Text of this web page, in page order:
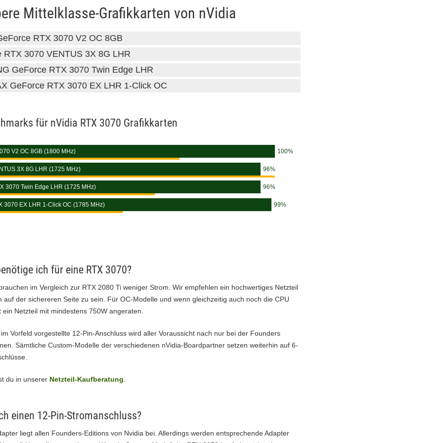
Mittelklasse-Grafikkarten von nVidia
RTX 3070 V2 OC 8GB
RTX 3070 VENTUS 3X 8G LHR
GeForce RTX 3070 Twin Edge LHR
GeForce RTX 3070 EX LHR 1-Click OC
für nVidia RTX 3070 Grafikkarten
V2 OC 8GB (1800 MHz)
V2 OC 8GB (1800 MHz)
100%
ab 657 €
3X 8G LHR (1725 MHz)
3X 8G LHR (1725 MHz)
96%
3070 Twin Edge LHR (1725 MHz)
3070 Twin Edge LHR (1725 MHz)
96%
ab 591 €
3070 EX LHR 1-Click OC (1785 MHz)
3070 EX LHR 1-Click OC (1785 MHz)
99%
ich für eine RTX 3070?
im Vergleich zur RTX 2080 Ti weniger Strom. Wir empfehlen ein hochwertiges Netzteil
auf der sichereren Seite zu sein. Für OC-Modelle und wenn gleichzeitig auch noch die CPU
Netzteil mit mindestens 750W angeraten.
Vorfeld vorgestellte 12-Pin-Anschluss wird aller Voraussicht nach nur bei der Founders
Sämtliche Custom-Modelle der verschiedenen nVidia-Boardpartner setzen weiterhin auf 6-
du in unserer Netzteil-Kaufberatung
einen 12-Pin-Stromanschluss?
liegt allen Founders-Editions von Nvidia bei. Allerdings werden entsprechende Adapter